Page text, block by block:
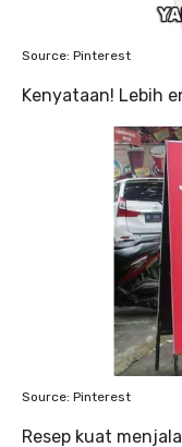
Source: Pinterest
Kenyataan! Lebih
Source: Pinterest
Resep kuat